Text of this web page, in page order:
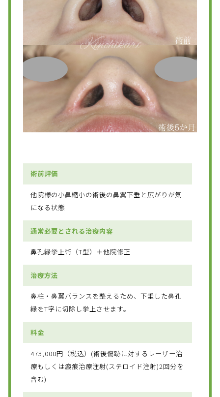
術前評価
他院様の小鼻縮小の術後の鼻翼下垂と広がりが気
になる状態
通常必要とされる治療内容
鼻孔縁挙上術（T型）＋他院修正
治療方法
鼻柱・鼻翼バランスを整えるため、下垂した鼻孔
縁をT字に切除し挙上させます。
料金
473,000円（税込）(術後傷跡に対するレーザー治
療もしくは瘢痕治療注射(ステロイド注射)2回分を
含む)